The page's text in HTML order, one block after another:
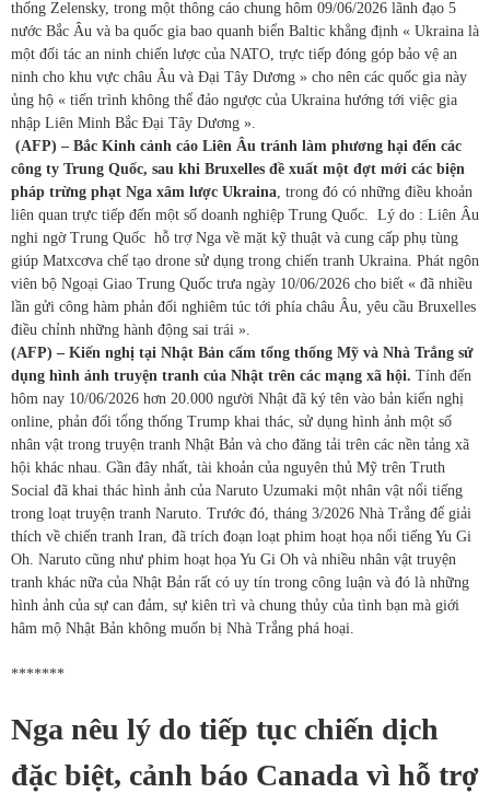
thống Zelensky, trong một thông cáo chung hôm 09/06/2026 lãnh đạo 5
nước Bắc Âu và ba quốc gia bao quanh biển Baltic khẳng định « Ukraina là
một đối tác an ninh chiến lược của NATO, trực tiếp đóng góp bảo vệ an
ninh cho khu vực châu Âu và Đại Tây Dương » cho nên các quốc gia này
ủng hộ « tiến trình không thể đảo ngược của Ukraina hướng tới việc gia
nhập Liên Minh Bắc Đại Tây Dương ».
(AFP) – Bắc Kinh cảnh cáo Liên Âu tránh làm phương hại đến các
công ty Trung Quốc, sau khi Bruxelles đề xuất một đợt mới các biện
pháp trừng phạt Nga xâm lược Ukraina , trong đó có những điều khoản
liên quan trực tiếp đến một số doanh nghiệp Trung Quốc. Lý do : Liên Âu
nghi ngờ Trung Quốc hỗ trợ Nga về mặt kỹ thuật và cung cấp phụ tùng
giúp Matxcơva chế tạo drone sử dụng trong chiến tranh Ukraina. Phát ngôn
viên bộ Ngoại Giao Trung Quốc trưa ngày 10/06/2026 cho biết « đã nhiều
lần gửi công hàm phản đối nghiêm túc tới phía châu Âu, yêu cầu Bruxelles
điều chỉnh những hành động sai trái ».
(AFP) – Kiến nghị tại Nhật Bản cấm tổng thống Mỹ và Nhà Trắng sử
dụng hình ảnh truyện tranh của Nhật trên các mạng xã hội. Tính đến
hôm nay 10/06/2026 hơn 20.000 người Nhật đã ký tên vào bản kiến nghị
online, phản đối tổng thống Trump khai thác, sử dụng hình ảnh một số
nhân vật trong truyện tranh Nhật Bản và cho đăng tải trên các nền tảng xã
hội khác nhau. Gần đây nhất, tài khoản của nguyên thủ Mỹ trên Truth
Social đã khai thác hình ảnh của Naruto Uzumaki một nhân vật nổi tiếng
trong loạt truyện tranh Naruto. Trước đó, tháng 3/2026 Nhà Trắng để giải
thích về chiến tranh Iran, đã trích đoạn loạt phim hoạt họa nổi tiếng Yu Gi
Oh. Naruto cũng như phim hoạt họa Yu Gi Oh và nhiều nhân vật truyện
tranh khác nữa của Nhật Bản rất có uy tín trong công luận và đó là những
hình ảnh của sự can đảm, sự kiên trì và chung thủy của tình bạn mà giới
hâm mộ Nhật Bản không muốn bị Nhà Trắng phá hoại.
*******
Nga nêu lý do tiếp tục chiến dịch
đặc biệt, cảnh báo Canada vì hỗ trợ